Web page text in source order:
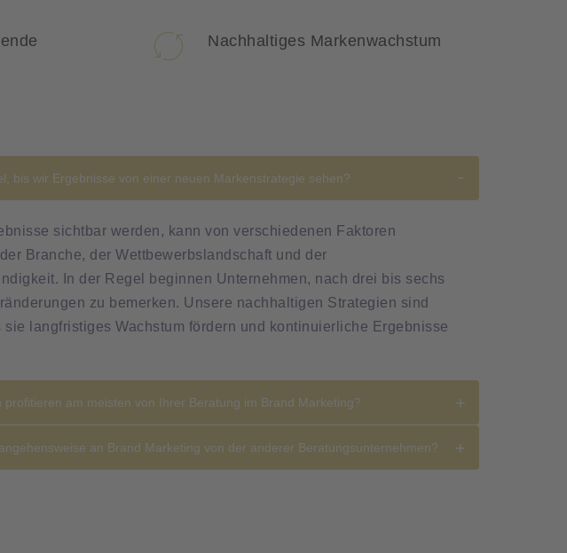
Nachhaltiges Markenwachstum
bis wir Ergebnisse von einer neuen Markenstrategie sehen?
sichtbar werden, kann von verschiedenen Faktoren
Branche, der Wettbewerbslandschaft und der
In der Regel beginnen Unternehmen, nach drei bis sechs
zu bemerken. Unsere nachhaltigen Strategien sind
langfristiges Wachstum fördern und kontinuierliche Ergebnisse
am meisten von Ihrer Beratung im Brand Marketing?
an Brand Marketing von der anderer Beratungsunternehmen?